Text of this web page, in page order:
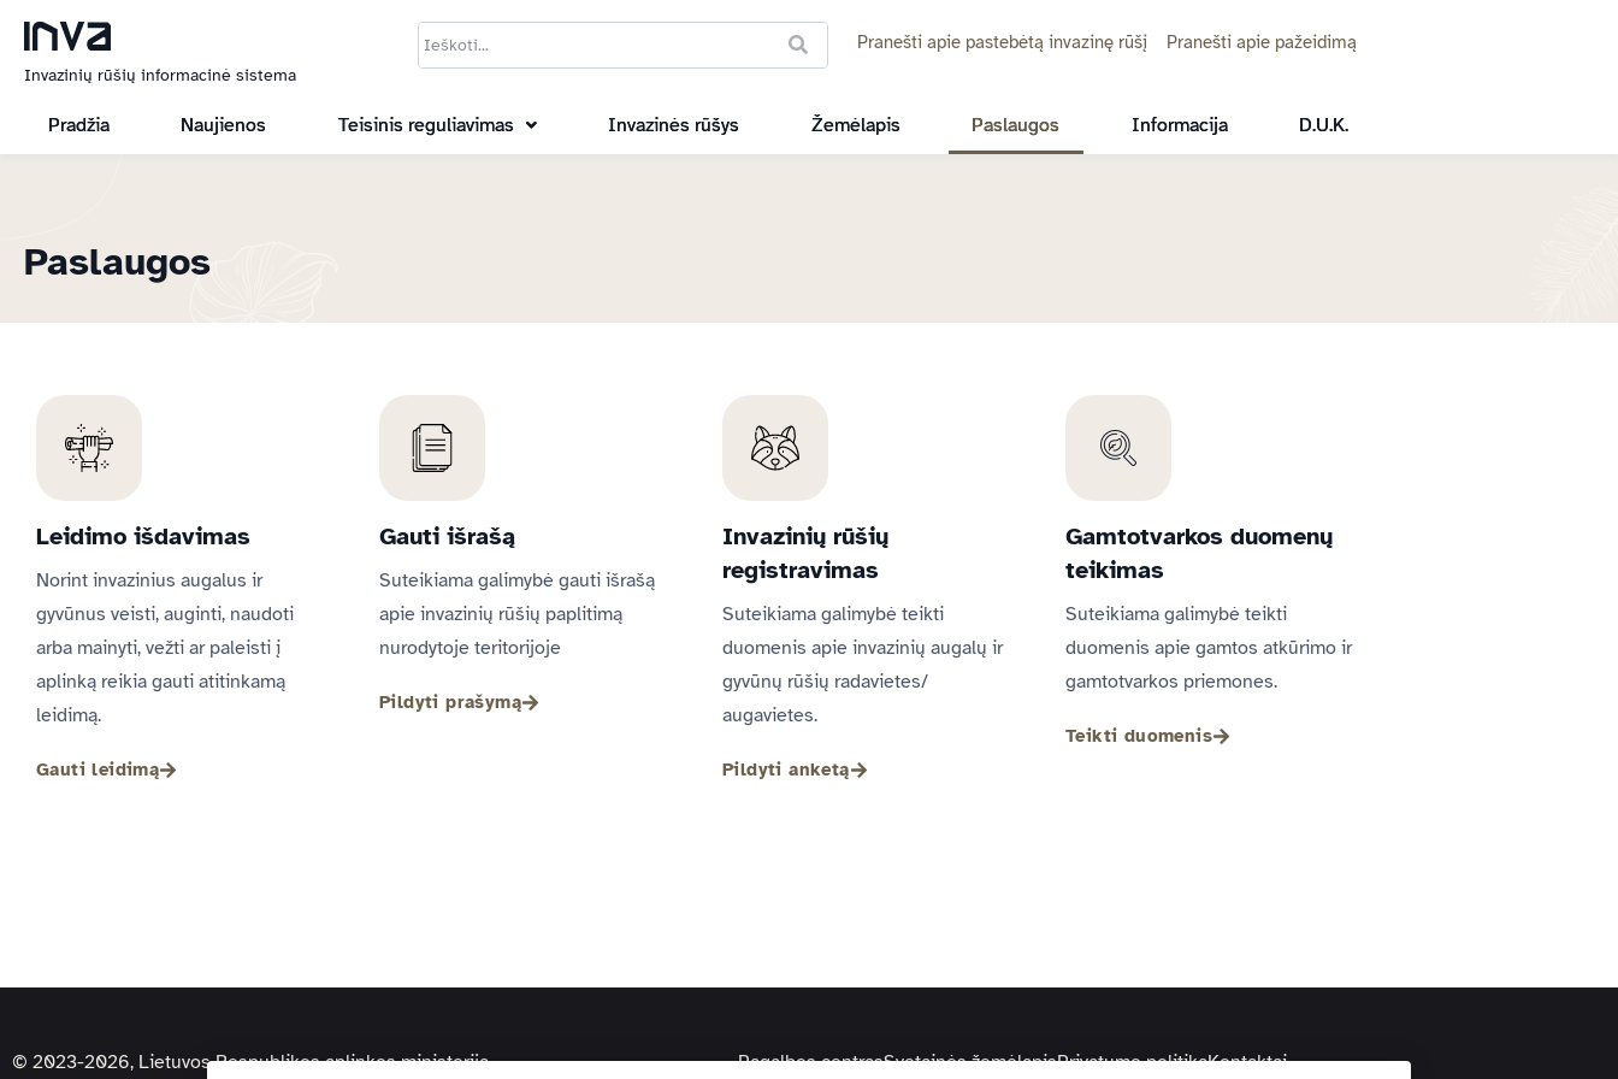
Invazinių rūšių informacinė sistema
Pranešti apie pastebėtą invazinę rūšį Pranešti apie pažeidimą
Pradžia Naujienos Teisinis reguliavimas Invazinės rūšys Žemėlapis Paslaugos Informacija D.U.K.
Paslaugos
Leidimo išdavimas
Norint invazinius augalus ir
gyvūnus veisti, auginti, naudoti
arba mainyti, vežti ar paleisti į
aplinką reikia gauti atitinkamą
leidimą.
Gauti leidimą
Gauti išrašą
Suteikiama galimybė gauti išrašą
apie invazinių rūšių paplitimą
nurodytoje teritorijoje
Pildyti prašymą
Invazinių rūšių
registravimas
Suteikiama galimybė teikti
duomenis apie invazinių augalų ir
gyvūnų rūšių radavietes/
augavietes.
Pildyti anketą
Gamtotvarkos duomenų
teikimas
Suteikiama galimybė teikti
duomenis apie gamtos atkūrimo ir
gamtotvarkos priemones.
Teikti duomenis
© 2023-2026, Lietuvos Respublikos aplinkos ministerija Pagalbos centrasSvetainės žemėlapisPrivatumo politikaKontaktai